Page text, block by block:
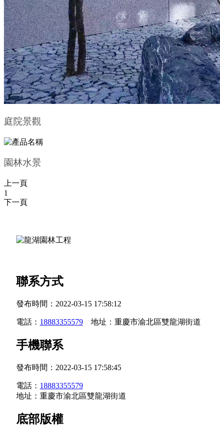
庭院景觀
園林水景
上一頁
1
下一頁
聯系方式
發布時間： 2022-03-15 17:58:12
電話： 18883355579 地址：重慶市渝北區雙龍湖街道
手機聯系
發布時間： 2022-03-15 17:58:45
電話： 18883355579
地址：重慶市渝北區雙龍湖街道
底部版權